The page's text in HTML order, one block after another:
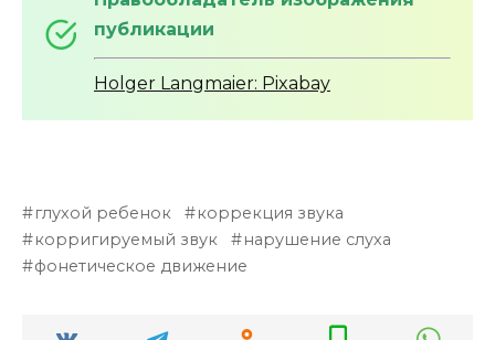
публикации
Holger Langmaier: Pixabay
глухой ребенок
коррекция звука
корригируемый звук
нарушение слуха
фонетическое движение